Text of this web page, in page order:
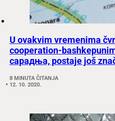
U ovakvim vremenima
cooperation-
сарадња, postaje još
8 MINUTA ČITANJA
12. 10. 2020.